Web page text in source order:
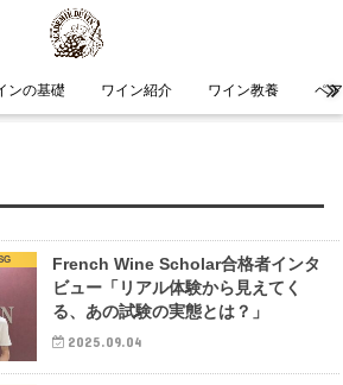
ンの基礎 ワイン紹介 ワイン教養 ペ
French Wine Scholar合格者インタ
ビュー「リアル体験から見えてく
る、あの試験の実態とは？」
2025.09.04